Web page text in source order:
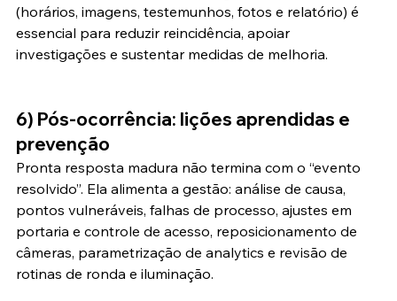
(horários, imagens, testemunhos, fotos e relatório) é
essencial para reduzir reincidência, apoiar
investigações e sustentar medidas de melhoria.
6) Pós-ocorrência: lições aprendidas e
prevenção
Pronta resposta madura não termina com o “evento
resolvido”. Ela alimenta a gestão: análise de causa,
pontos vulneráveis, falhas de processo, ajustes em
portaria e controle de acesso, reposicionamento de
câmeras, parametrização de analytics e revisão de
rotinas de ronda e iluminação.